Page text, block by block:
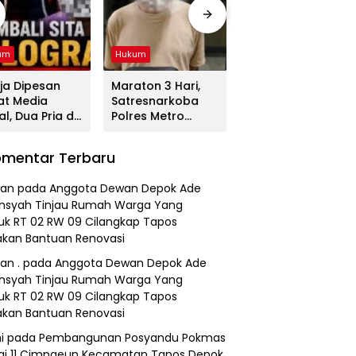
Dipesan
Media
Dua Pria di
Hukum
Maraton 3 Hari,
Satresnarkoba
Polres Metro
Ganja, dan
Terbaru
pada Anggota Dewan Depok Ade
Tinjau Rumah Warga Yang
RT 02 RW 09 Cilangkap Tapos
Bantuan Renovasi
. pada Anggota Dewan Depok Ade
Tinjau Rumah Warga Yang
RT 02 RW 09 Cilangkap Tapos
Bantuan Renovasi
pada Pembangunan Posyandu Pokmas